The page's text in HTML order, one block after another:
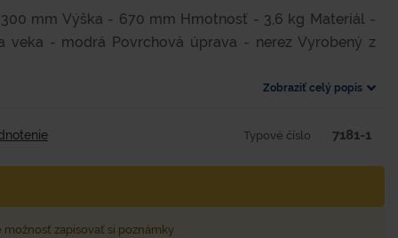
mm Výška - 670 mm Hmotnosť - 3,6 kg Materiál -
veka - modrá Povrchová úprava - nerez Vyrobený z
Zobraziť celý popis
Typové číslo 7181-1
možnosť zapisovať si poznámky